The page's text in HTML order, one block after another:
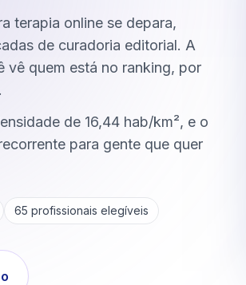
terapia online se depara,
de curadoria editorial. A
vê quem está no ranking, por
de 16,44 hab/km², e o
para gente que quer
65 profissionais elegíveis